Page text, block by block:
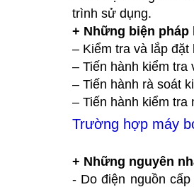
trình sử dụng.
+ Những biện pháp
– Kiểm tra và lắp
– Tiến hành kiểm tra
– Tiến hành rà soát
– Tiến hành kiểm tra
Trường hợp máy
+ Những nguyên
- Do điện nguồn